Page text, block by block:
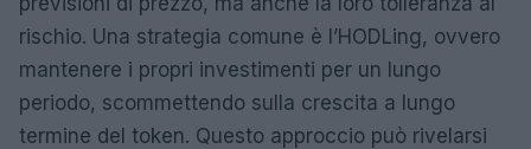
rischio. Una strategia comune è l’HODLing, ovvero
mantenere i propri investimenti per un lungo
periodo, scommettendo sulla crescita a lungo
termine del token. Questo approccio può rivelarsi